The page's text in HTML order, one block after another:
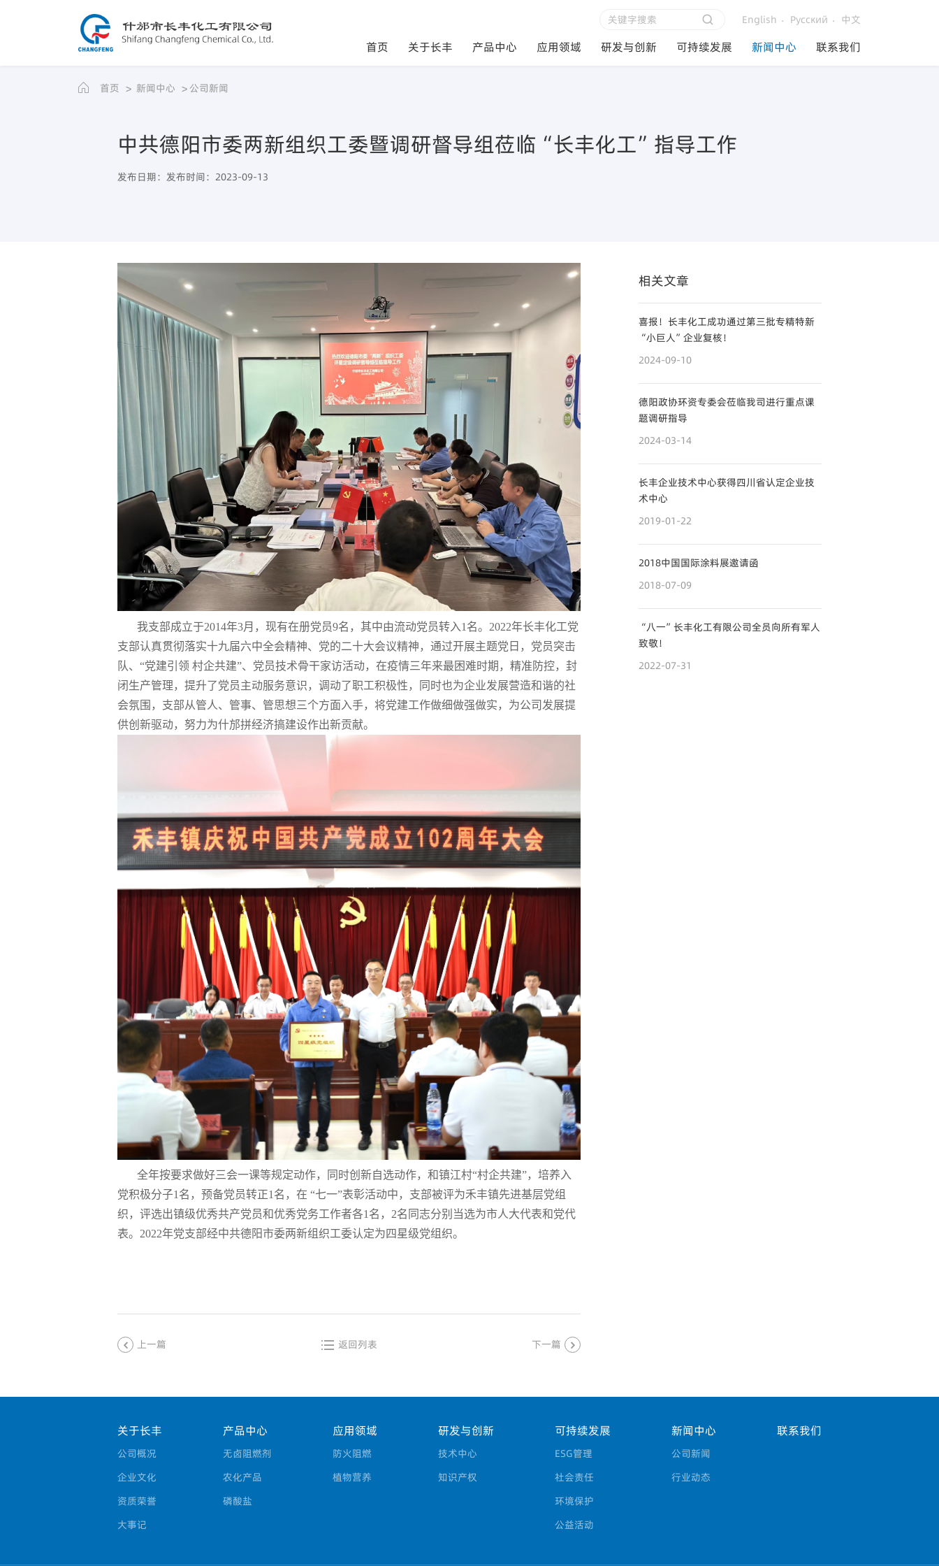
English Русский 中文
首页 关于长丰 产品中心 应用领域 研发与创新 可持续发展 新闻中心 联系我们
首页 新闻中心 公司新闻
中共德阳市委两新组织工委暨调研督导组莅临“长丰化工”指导工作
发布日期：发布时间：2023-09-13
我支部成立于2014年3月，现有在册党员9名，其中由流动党员转入1名。2022年长丰化工党
支部认真贯彻落实十九届六中全会精神、党的二十大会议精神，通过开展主题党日，党员突击
队、“党建引领 村企共建”、党员技术骨干家访活动，在疫情三年来最困难时期，精准防控，封
闭生产管理，提升了党员主动服务意识，调动了职工积极性，同时也为企业发展营造和谐的社
会氛围，支部从管人、管事、管思想三个方面入手，将党建工作做细做强做实，为公司发展提
供创新驱动，努力为什邡拼经济搞建设作出新贡献。
全年按要求做好三会一课等规定动作，同时创新自选动作，和镇江村“村企共建”，培养入
党积极分子1 名，预备党员转正1 名，在 “七一”表彰活动中，支部被评为禾丰镇先进基层党组
织，评选出镇级优秀共产党员和优秀党务工作者各1 名， 2名同志分别当选为市人大代表和党代
表。 2022年党支部经中共德阳市委两新组织工委认定为四星级党组织。
上一篇 返回列表 下一篇
相关文章
喜报！长丰化工成功通过第三批专精特新
“小巨人”企业复核！
2024-09-10
德阳政协环资专委会莅临我司进行重点课
题调研指导
2024-03-14
长丰企业技术中心获得四川省认定企业技
术中心
2019-01-22
2018中国国际涂料展邀请函
2018-07-09
“八一”长丰化工有限公司全员向所有军人
致敬！
2022-07-31
关于长丰
公司概况
企业文化
资质荣誉
大事记
产品中心
无卤阻燃剂
农化产品
磷酸盐
应用领域
防火阻燃
植物营养
研发与创新
技术中心
知识产权
可持续发展
ESG管理
社会责任
环境保护
公益活动
新闻中心
公司新闻
行业动态
联系我们